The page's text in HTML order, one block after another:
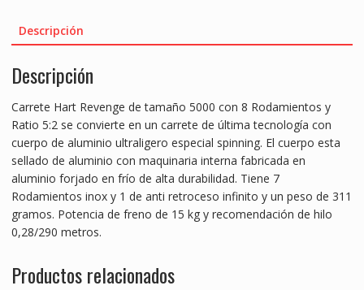
e
b
o
o
k
itt
er l s
p
p
e
g
er
e
Descripción
Descripción
Carrete Hart Revenge de tamaño 5000 con 8 Rodamientos y
Ratio 5:2 se convierte en un carrete de última tecnología con
cuerpo de aluminio ultraligero especial spinning. El cuerpo esta
sellado de aluminio con maquinaria interna fabricada en
aluminio forjado en frío de alta durabilidad. Tiene 7
Rodamientos inox y 1 de anti retroceso infinito y un peso de 311
gramos. Potencia de freno de 15 kg y recomendación de hilo
0,28/290 metros.
Productos relacionados